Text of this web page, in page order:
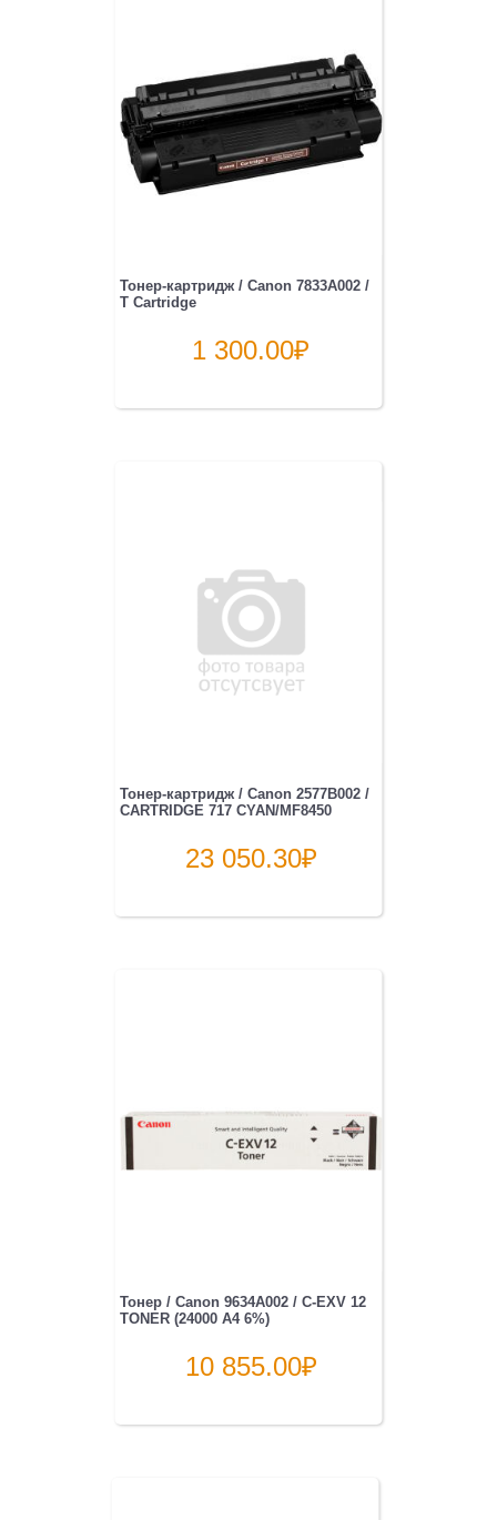
Тонер-картридж / Canon 7833A002 /
T Cartridge
1 300.00₽
Тонер-картридж / Canon 2577B002 /
CARTRIDGE 717 CYAN/MF8450
23 050.30₽
Тонер / Canon 9634A002 / C-EXV 12
TONER (24000 A4 6%)
10 855.00₽